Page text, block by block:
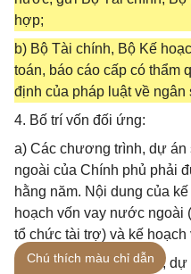
hợp;
b) Bộ Tài chính, Bộ Kế
toán, báo cáo cấp có thẩm
định của pháp luật về
4. Bố trí vốn đối ứng:
a) Các chương trình, dự
ngoài của Chính phủ phải
hằng năm. Nội dung của
hoạch vốn vay nước
tổ chức tài trợ) và kế
b) Đối với chương trình,
Chú thích màu chỉ dẫn